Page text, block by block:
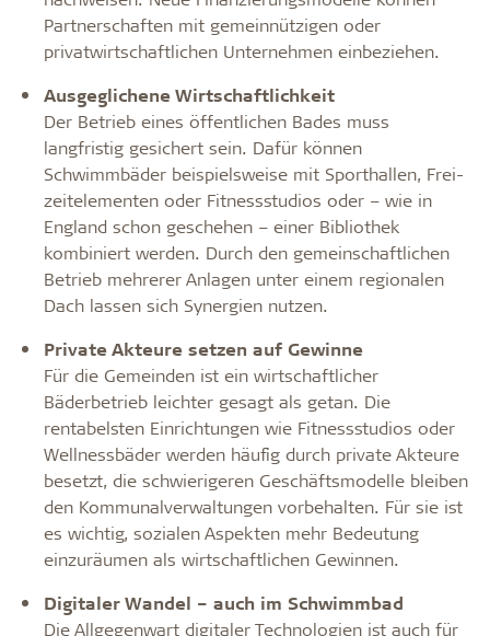
Partnerschaften mit gemeinnützi­gen oder
privatwirtschaftlichen Unternehmen einbeziehen.
Ausgeglichene Wirtschaftlichkeit
Der Betrieb eines öffentlichen Bades muss
langfristig gesichert sein. Dafür können
Schwimmbäder beispielsweise mit Sporthallen, Frei­
zeitelementen oder Fitnessstudios oder – wie in
England schon geschehen – einer Bibliothek
kombiniert werden. Durch den gemeinschaftlichen
Betrieb mehrerer Anlagen unter einem regionalen
Dach lassen sich Synergien nutzen.
Private Akteure setzen auf Gewinne
Für die Gemeinden ist ein wirtschaftlicher
Bäderbetrieb leichter gesagt als getan. Die
rentabelsten Einrichtungen wie Fitnessstudios oder
Wellnessbäder werden häufig durch private Akteure
besetzt, die schwierigeren Geschäftsmodelle bleiben
den Kommunalverwaltungen vorbehalten. Für sie ist
es wichtig, sozialen Aspekten mehr Bedeutung
einzuräumen als wirtschaftlichen Gewinnen.
Digitaler Wandel – auch im Schwimmbad
Die Allgegenwart digitaler Technologien ist auch für